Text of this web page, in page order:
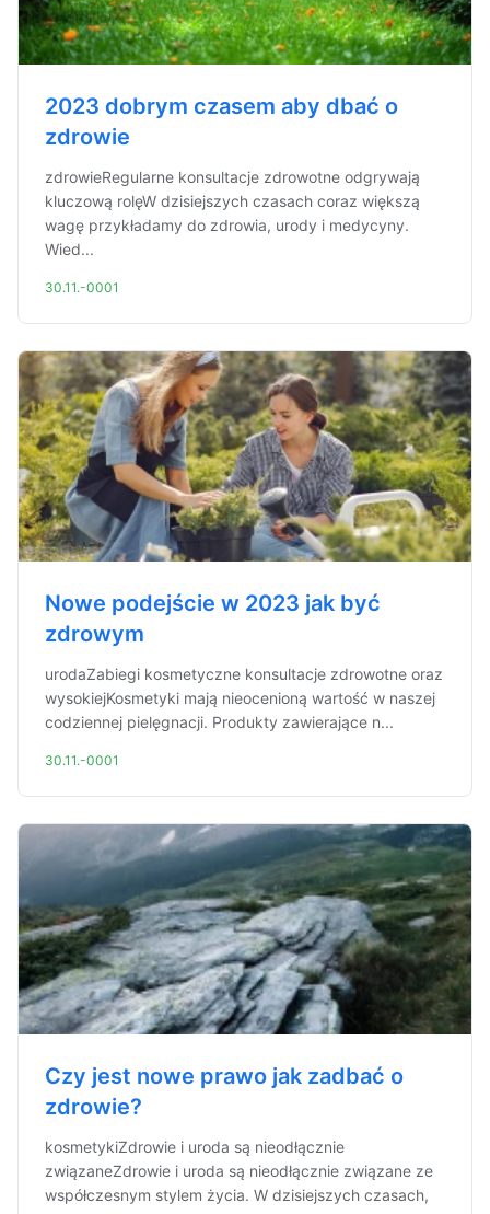
2023 dobrym czasem aby dbać o
zdrowie
zdrowieRegularne konsultacje zdrowotne odgrywają
kluczową rolęW dzisiejszych czasach coraz większą
wagę przykładamy do zdrowia, urody i medycyny.
Wied...
30.11.-0001
Nowe podejście w 2023 jak być
zdrowym
urodaZabiegi kosmetyczne konsultacje zdrowotne oraz
wysokiejKosmetyki mają nieocenioną wartość w naszej
codziennej pielęgnacji. Produkty zawierające n...
30.11.-0001
Czy jest nowe prawo jak zadbać o
zdrowie?
kosmetykiZdrowie i uroda są nieodłącznie
związaneZdrowie i uroda są nieodłącznie związane ze
współczesnym stylem życia. W dzisiejszych czasach,